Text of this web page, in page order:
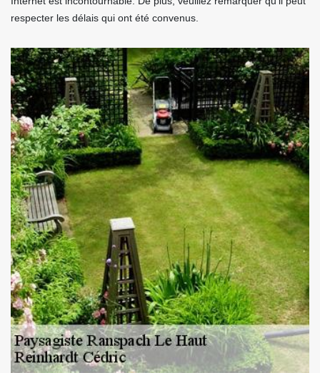
respecter les délais qui ont été convenus.